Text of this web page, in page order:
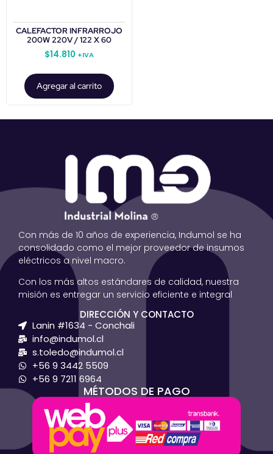
CALEFACTOR INFRARROJO
200W 220V / 122 X 60
$14.810 +IVA
Agregar al carrito
Con más de 10 años de experiencia, Indumol se ha
consolidado como el mejor proveedor de insumos
eléctricos a nivel macro.
Con los más altos estándares de calidad, nuestra
misión es entregar un servicio eficiente e integral
DIRECCIÓN Y CONTACTO
Lanin #1634 - Conchali
info@indumol.cl
s.toledo@indumol.cl
+56 9 3442 5509
+56 9 7211 6964
MÉTODOS DE PAGO